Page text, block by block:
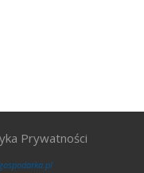
Prywatności